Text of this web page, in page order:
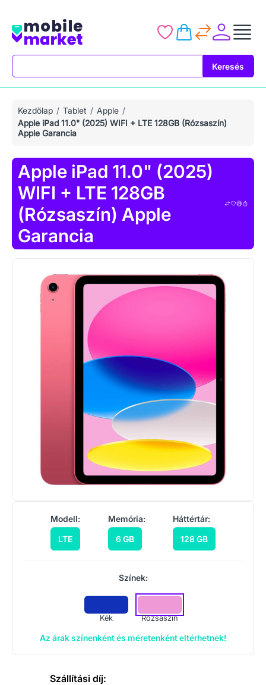
Keresés
Kezdőlap Tablet
Apple
Apple iPad 11.0" (2025) WIFI + LTE 128GB (Rózsaszín)
Apple Garancia
Apple iPad 11.0" (2025)
WIFI + LTE 128GB
(Rózsaszín) Apple
Garancia
Modell:
LTE
Memória:
6 GB
Háttértár:
128 GB
Színek:
Kék Rózsaszín
Az árak színenként és méretenként eltérhetnek!
Szállítási díj: